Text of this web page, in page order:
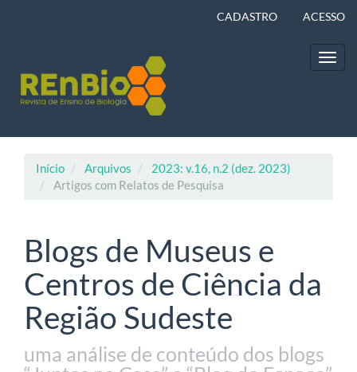
Barra
Lateral
CADASTRO ACESSO
Início Arquivos
2023: v.16, n.2 (dez. 2023)
Artigos com Relatos de Pesquisa
Blogs de Museus e
Centros de Ciência da
Região Sudeste
uma análise de conteúdo dos blogs